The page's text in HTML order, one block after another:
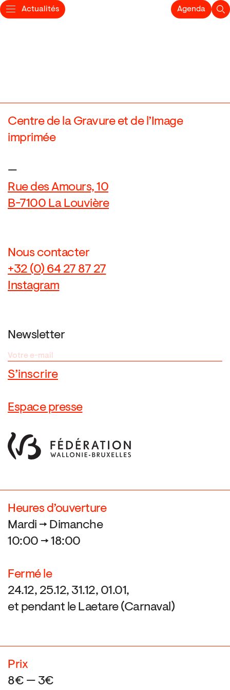
Actualités Agenda
Centre de la Gravure et de l’Image
imprimée
—
Rue des Amours, 10
B-7100 La Louvière
Nous contacter
+32 (0) 64 27 87 27
Instagram
Newsletter
Espace presse
Heures d’ouverture
Mardi → Dimanche
10:00 → 18:00
Fermé le
24.12, 25.12, 31.12, 01.01,
et pendant le Laetare (Carnaval)
Prix
8€ — 3€